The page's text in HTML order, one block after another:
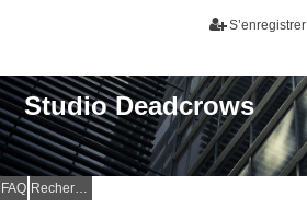
S’enregistrer
Studio Deadcrows
FAQ Rechercher